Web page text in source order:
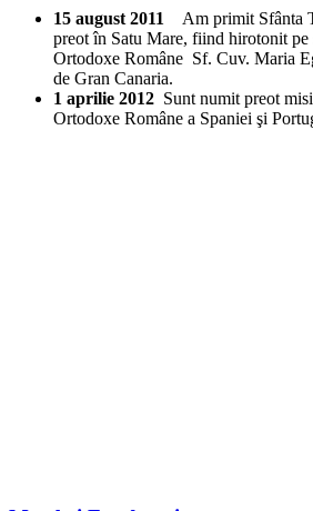
15 august 2011
Am primit Sfânta
preot în Satu Mare, fiind hirotonit pe
Ortodoxe Române Sf. Cuv. Maria
de Gran Canaria.
1 aprilie 2012 Sunt numit preot
Ortodoxe Române a Spaniei şi